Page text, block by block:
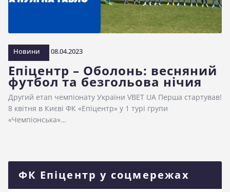
Новини 08.04.2023
Епіцентр – Оболонь: весняний
футбол та безгольова нічия
Другий етап чемпіонату України VBET UA Перша стартував!
8 квітня в Києві ФК «Епіцентр» у 1 турі групи
«Чемпіонська»…
ФК Епіцентр у соцмережах